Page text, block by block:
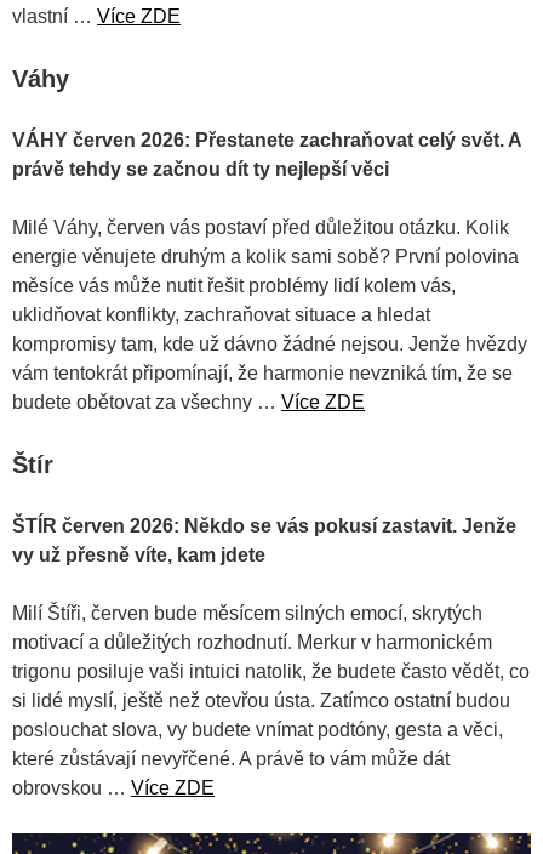
vlastní … Více ZDE
Váhy
VÁHY červen 2026: Přestanete zachraňovat celý svět. A
právě tehdy se začnou dít ty nejlepší věci
Milé Váhy, červen vás postaví před důležitou otázku. Kolik
energie věnujete druhým a kolik sami sobě? První polovina
měsíce vás může nutit řešit problémy lidí kolem vás,
uklidňovat konflikty, zachraňovat situace a hledat
kompromisy tam, kde už dávno žádné nejsou. Jenže hvězdy
vám tentokrát připomínají, že harmonie nevzniká tím, že se
budete obětovat za všechny … Více ZDE
Štír
ŠTÍR červen 2026: Někdo se vás pokusí zastavit. Jenže
vy už přesně víte, kam jdete
Milí Štíři, červen bude měsícem silných emocí, skrytých
motivací a důležitých rozhodnutí. Merkur v harmonickém
trigonu posiluje vaši intuici natolik, že budete často vědět, co
si lidé myslí, ještě než otevřou ústa. Zatímco ostatní budou
poslouchat slova, vy budete vnímat podtóny, gesta a věci,
které zůstávají nevyřčené. A právě to vám může dát
obrovskou … Více ZDE